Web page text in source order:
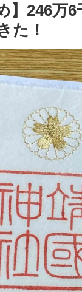
】246
た！